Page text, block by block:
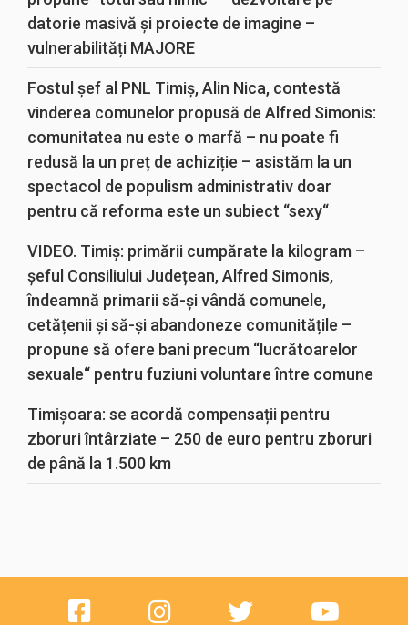
datorie masivă și proiecte de imagine –
vulnerabilități MAJORE
Fostul șef al PNL Timiș, Alin Nica, contestă
vinderea comunelor propusă de Alfred Simonis:
comunitatea nu este o marfă – nu poate fi
redusă la un preț de achiziție – asistăm la un
spectacol de populism administrativ doar
pentru că reforma este un subiect “sexy“
VIDEO. Timiș: primării cumpărate la kilogram –
șeful Consiliului Județean, Alfred Simonis,
îndeamnă primarii să-și vândă comunele,
cetățenii și să-și abandoneze comunitățile –
propune să ofere bani precum “lucrătoarelor
sexuale“ pentru fuziuni voluntare între comune
Timișoara: se acordă compensații pentru
zboruri întârziate – 250 de euro pentru zboruri
de până la 1.500 km